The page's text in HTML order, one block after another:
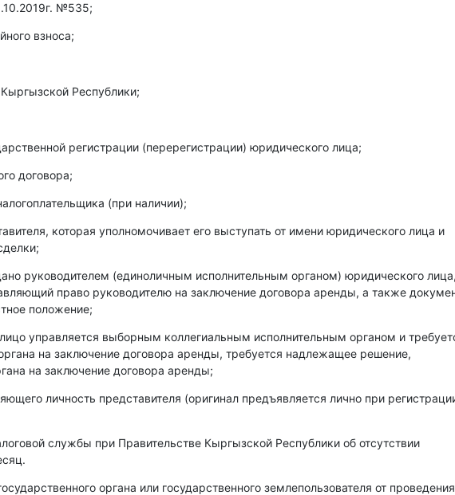
№535;
взноса;
Республики;
регистрации (перерегистрации) юридического лица;
договора;
(при наличии);
которая уполномочивает его выступать от имени юридического лица и
руководителем (единоличным исполнительным органом) юридического лица,
право руководителю на заключение договора аренды, а также
положение;
управляется выборным коллегиальным исполнительным органом и
на заключение договора аренды, требуется надлежащее решение,
на заключение договора аренды;
личность представителя (оригинал предъявляется лично при
службы при Правительстве Кыргызской Республики об отсутствии
органа или государственного землепользователя от проведения